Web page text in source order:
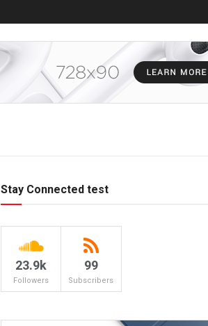
Stay Connected test
23.9k
Followers
99
Subscribers